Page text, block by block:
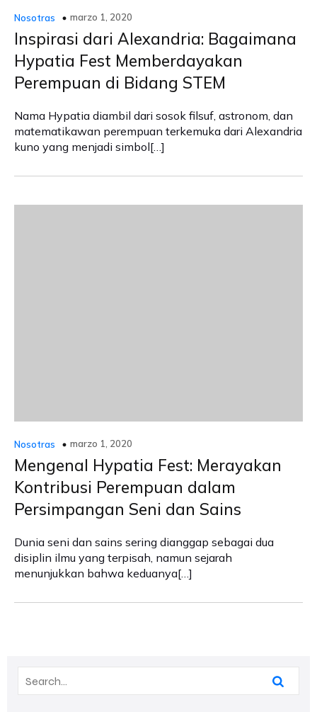
Nosotras marzo 1, 2020
Inspirasi dari Alexandria: Bagaimana
Hypatia Fest Memberdayakan
Perempuan di Bidang STEM
Nama Hypatia diambil dari sosok filsuf, astronom, dan
matematikawan perempuan terkemuka dari Alexandria
kuno yang menjadi simbol[…]
Nosotras marzo 1, 2020
Mengenal Hypatia Fest: Merayakan
Kontribusi Perempuan dalam
Persimpangan Seni dan Sains
Dunia seni dan sains sering dianggap sebagai dua
disiplin ilmu yang terpisah, namun sejarah
menunjukkan bahwa keduanya[…]